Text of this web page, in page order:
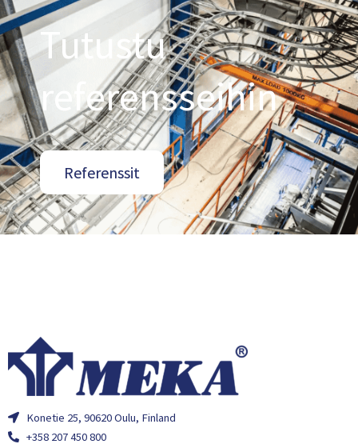
Tutustu
referensseihin
Referenssit
Konetie 25, 90620 Oulu, Finland
+358 207 450 800